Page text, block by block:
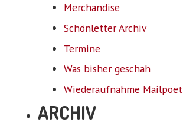
Merchandise
Schönletter Archiv
Termine
Was bisher geschah
Wiederaufnahme Mailpoet
ARCHIV